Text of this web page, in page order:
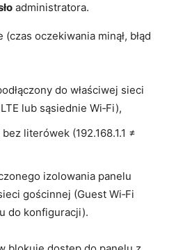
administratora.
oczekiwania minął, błąd
do właściwej sieci
lub sąsiednie Wi‑Fi),
literówek (192.168.1.1 ≠
izolowania panelu
gościnnej (Guest Wi‑Fi
do konfiguracji).